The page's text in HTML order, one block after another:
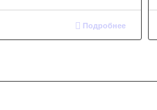
Подробнее